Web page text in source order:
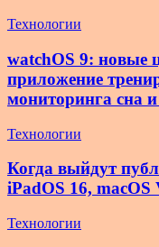
Технологии
watchOS 9: новые
приложение
мониторинга сна
Технологии
Когда выйдут
iPadOS 16, macOS
Технологии